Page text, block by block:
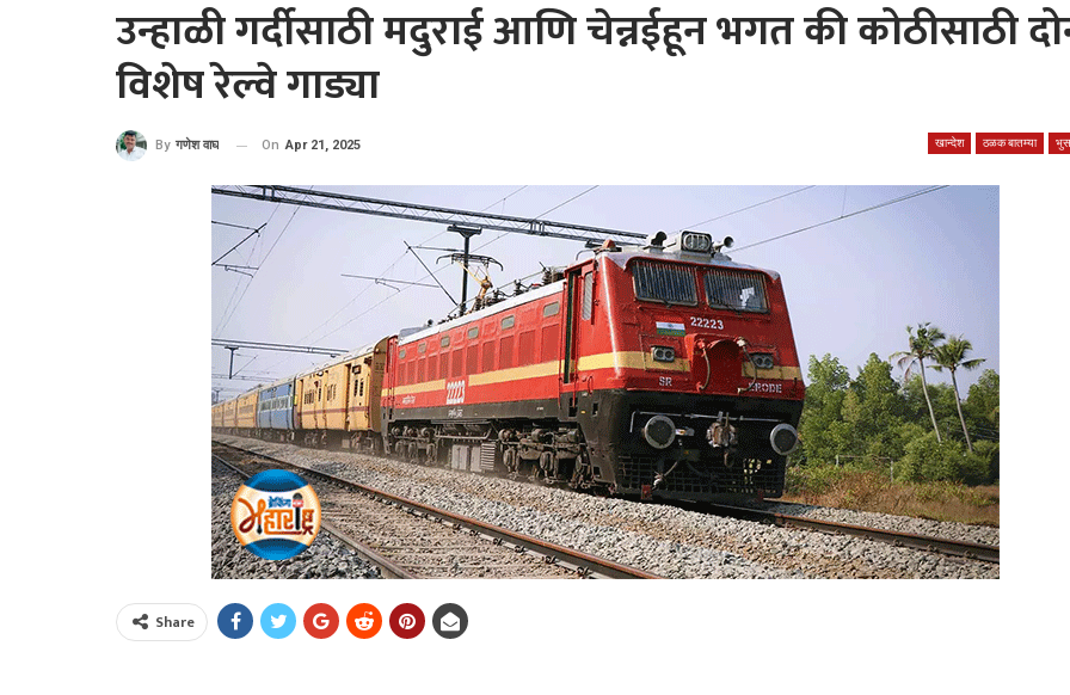
उन्हाळी गर्दीसाठी मदुराई आणि चेन्नईहून भगत की कोठीसाठी
विशेष रेल्वे गाड्या
खान्देश ठळक बातम्या
By गणेश वाघ On Apr 21, 2025
Share